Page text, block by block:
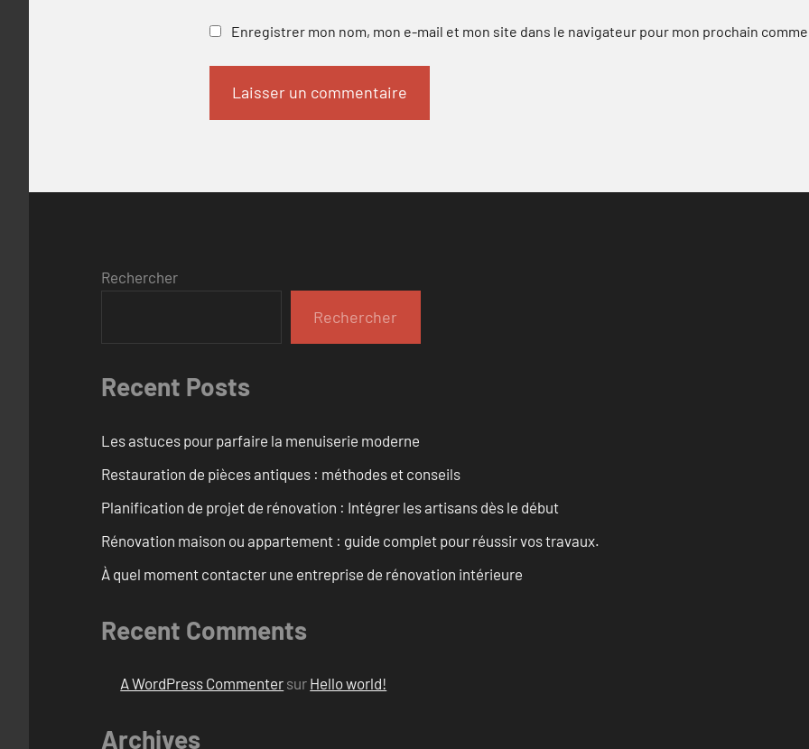
Enregistrer mon nom, mon e-mail et mon site dans le navigateur pour mon prochain
Rechercher
Rechercher
Recent Posts
Les astuces pour parfaire la menuiserie moderne
Restauration de pièces antiques : méthodes et conseils
Planification de projet de rénovation : Intégrer les artisans dès le début
Rénovation maison ou appartement : guide complet pour réussir vos travaux.
À quel moment contacter une entreprise de rénovation intérieure
Recent Comments
A WordPress Commenter sur Hello world!
Archives